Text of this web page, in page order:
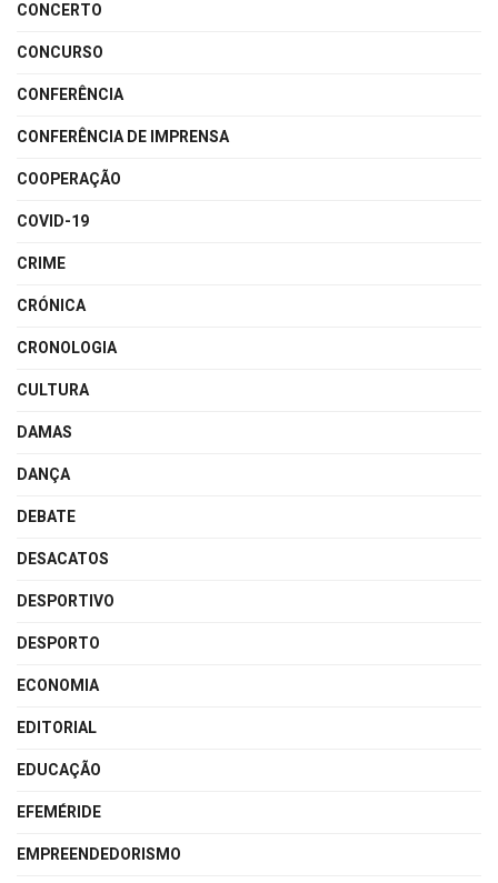
CONCERTO
CONCURSO
CONFERÊNCIA
CONFERÊNCIA DE IMPRENSA
COOPERAÇÃO
COVID-19
CRIME
CRÓNICA
CRONOLOGIA
CULTURA
DAMAS
DANÇA
DEBATE
DESACATOS
DESPORTIVO
DESPORTO
ECONOMIA
EDITORIAL
EDUCAÇÃO
EFEMÉRIDE
EMPREENDEDORISMO